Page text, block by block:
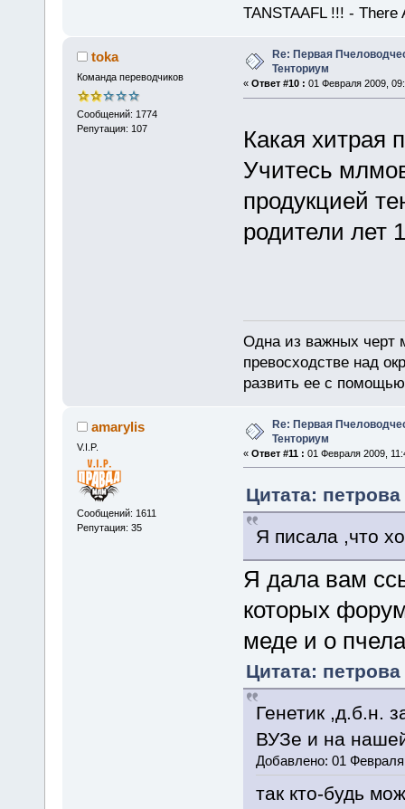
TANSTAAFL !!! - There
toka
Команда переводчиков
Сообщений: 1774
Репутация: 107
Re: Первая
Тенториум
« Ответ #10 : 01 Февраля 2009,
Какая хитрая
Учитесь
продукцией
родители лет
Одна из важных черт
превосходстве над
развить ее с
amarylis
V.I.P.
Сообщений: 1611
Репутация: 35
Re: Первая
Тенториум
« Ответ #11 : 01 Февраля 2009,
Цитата:
Я писала ,что
Я дала вам
которых
меде и о
Цитата:
Генетик ,д.б.н.
ВУЗе и на
Добавлено: 01
так кто-будь